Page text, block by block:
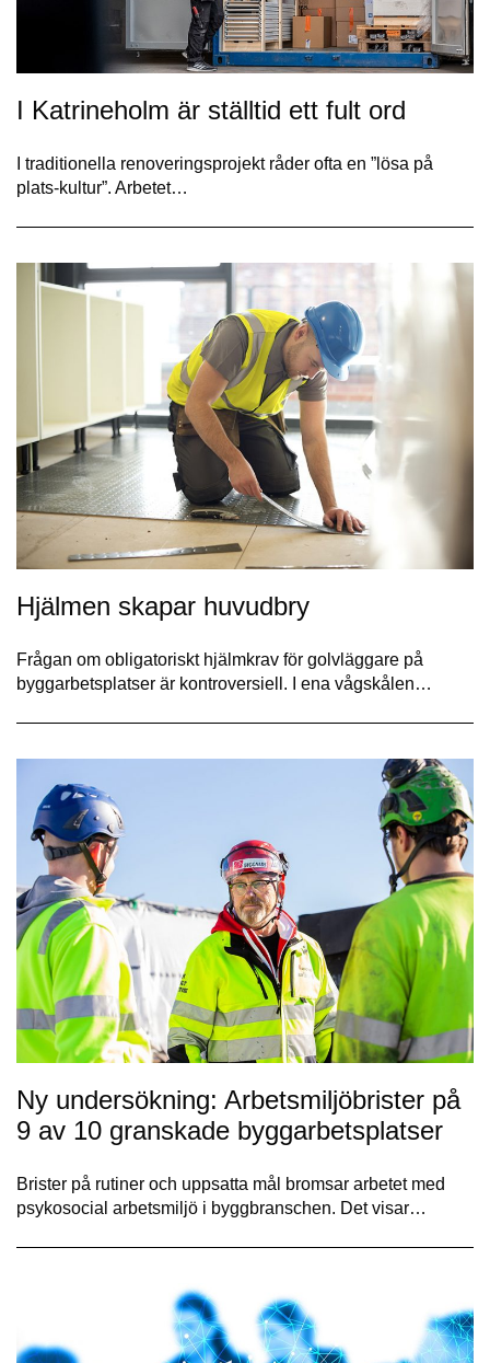
I Katrineholm är ställtid ett fult ord
I traditionella renoveringsprojekt råder ofta en ”lösa på
plats-kultur”. Arbetet…
Hjälmen skapar huvudbry
Frågan om obligatoriskt hjälmkrav för golvläggare på
byggarbetsplatser är kontroversiell. I ena vågskålen…
Ny undersökning: Arbetsmiljöbrister på
9 av 10 granskade byggarbetsplatser
Brister på rutiner och uppsatta mål bromsar arbetet med
psykosocial arbetsmiljö i byggbranschen. Det visar…